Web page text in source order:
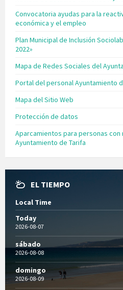
Convocatoria ayudas para la
económica y el empleo
Plan Municipal de Inclusión
2022»
Mapa de Redes Sociales del
Portal del personal Ayuntamiento
Mapa del Sitio Web
Protección de datos
Aparcamientos para personas con
Ayuntamiento de Tarifa
EL TIEMPO
Local Time
Today
2026-08-07
sábado
2026-08-08
domingo
2026-08-09